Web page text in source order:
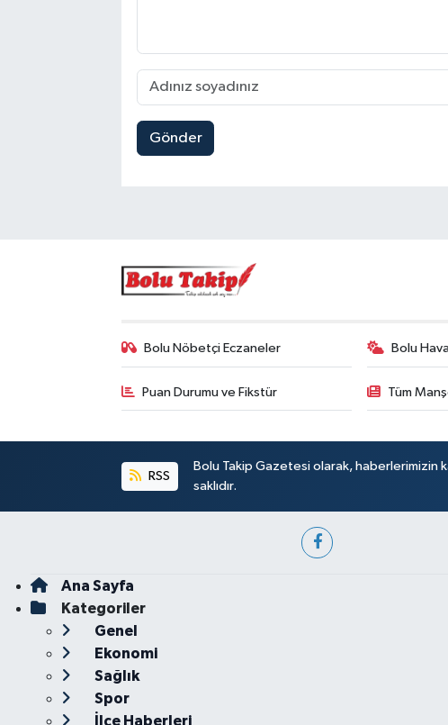
Gönder
Bolu Nöbetçi Eczaneler Bolu
Puan Durumu ve Fikstür Tüm
RSS
Bolu Takip Gazetesi olarak, haberlerimizin
saklıdır.
Ana Sayfa
Kategoriler
Genel
Ekonomi
Sağlık
Spor
İlçe Haberleri